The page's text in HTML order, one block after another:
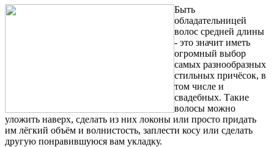
Быть
обладательницей
волос средней длины
- это значит иметь
огромный выбор
самых разнообразных
стильных причёсок, в
том числе и
свадебных. Такие
волосы можно
уложить наверх, сделать из них локоны или просто придать
им лёгкий объём и волнистость, заплести косу или сделать
другую понравившуюся вам укладку.